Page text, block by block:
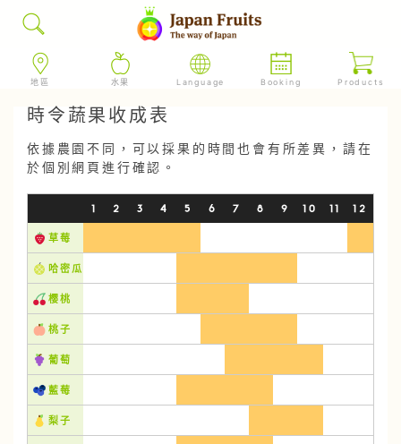
地區 水果 Language Booking Products
時令蔬果收成表
依據農園不同，可以採果的時間也會有所差異，請在
於個別網頁進行確認。
2 3 4 5 6 7 8 9 10 12
草莓
哈密瓜
樱桃
桃子
葡萄
藍莓
梨子